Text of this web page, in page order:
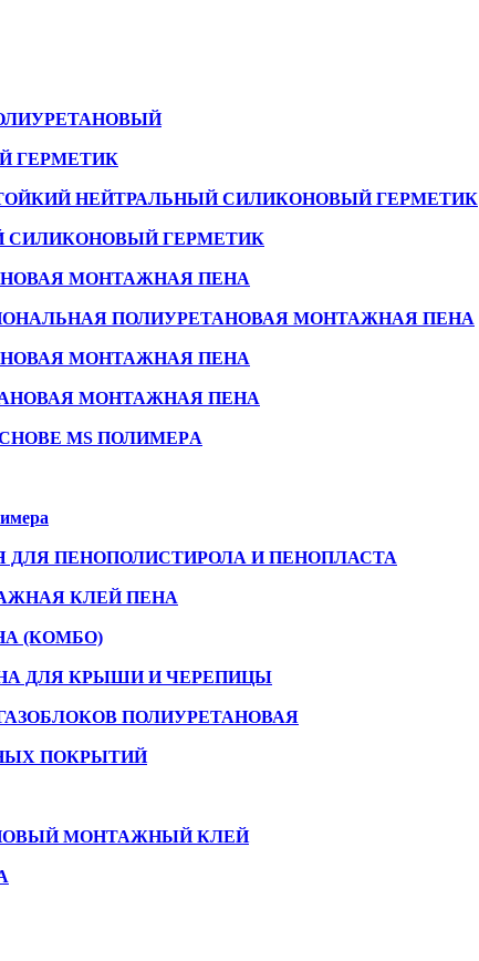
ГЕРМЕТИК
НЕЙТРАЛЬНЫЙ СИЛИКОНОВЫЙ ГЕРМЕТИК
СИЛИКОНОВЫЙ ГЕРМЕТИК
МОНТАЖНАЯ ПЕНА
ПОЛИУРЕТАНОВАЯ МОНТАЖНАЯ ПЕНА
МОНТАЖНАЯ ПЕНА
МОНТАЖНАЯ ПЕНА
MS ПОЛИМЕРA
ДЛЯ ПЕНОПОЛИСТИРОЛА И ПЕНОПЛАСТА
КЛЕЙ ПЕНА
(КОМБО)
ДЛЯ КРЫШИ И ЧЕРЕПИЦЫ
ПОЛИУРЕТАНОВАЯ
ПОКРЫТИЙ
МОНТАЖНЫЙ КЛЕЙ